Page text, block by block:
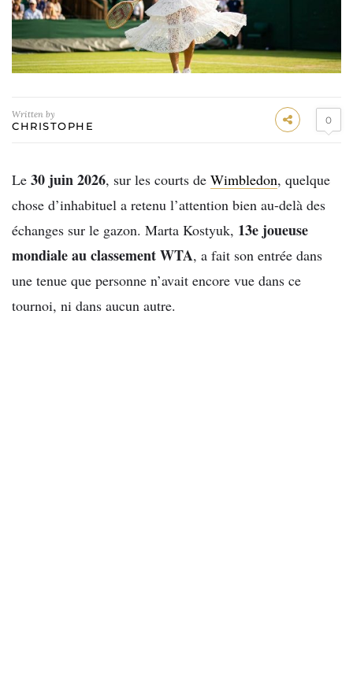
Written by
CHRISTOPHE 0
Le 30 juin 2026, sur les courts de Wimbledon, quelque
chose d’inhabituel a retenu l’attention bien au-delà des
échanges sur le gazon. Marta Kostyuk, 13e joueuse
mondiale au classement WTA, a fait son entrée dans
une tenue que personne n’avait encore vue dans ce
tournoi, ni dans aucun autre.